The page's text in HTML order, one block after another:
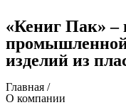
«Кениг Пак» –
изделий из
Главная /
О компании